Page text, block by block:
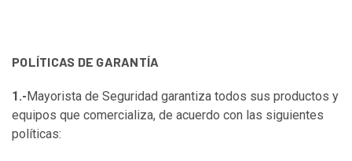
POLÍTICAS DE GARANTÍA
1.- Mayorista de Seguridad garantiza todos sus productos y
equipos que comercializa, de acuerdo con las siguientes
políticas: